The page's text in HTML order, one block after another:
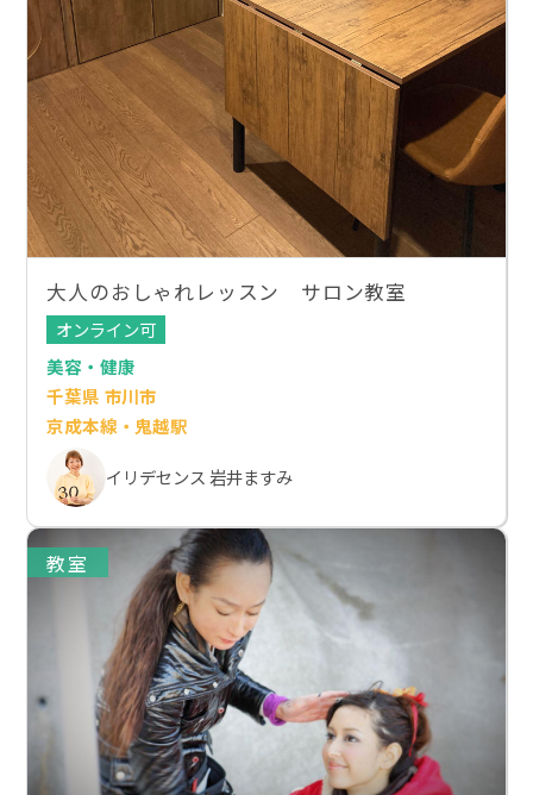
大人のおしゃれレッスン サロン教室
オンライン可
美容・健康
千葉県 市川市
京成本線・鬼越駅
イリデセンス 岩井ますみ
教室